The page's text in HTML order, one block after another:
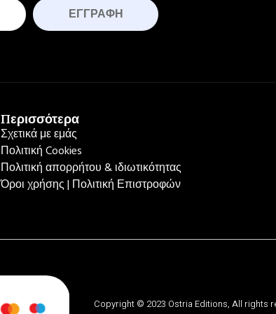
ΕΓΓΡΑΦΉ
Περισσότερα
Σχετικά με εμάς
Πολιτική Cookies
Πολιτική απορρήτου & ιδιωτικότητας
Όροι χρήσης | Πολιτική Επιστροφών
Copyright © 2023 Ostria Editions, All rights